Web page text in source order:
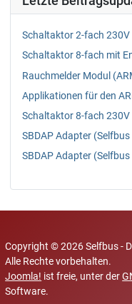
Schaltaktor 2-fach
Schaltaktor 8-fach mit
Rauchmelder Modul
Applikationen für den
Schaltaktor 8-fach 230V
SBDAP Adapter
SBDAP Adapter
Copyright © 2026 Selfbus -
Alle Rechte vorbehalten.
Joomla! ist freie, unter der
Software.